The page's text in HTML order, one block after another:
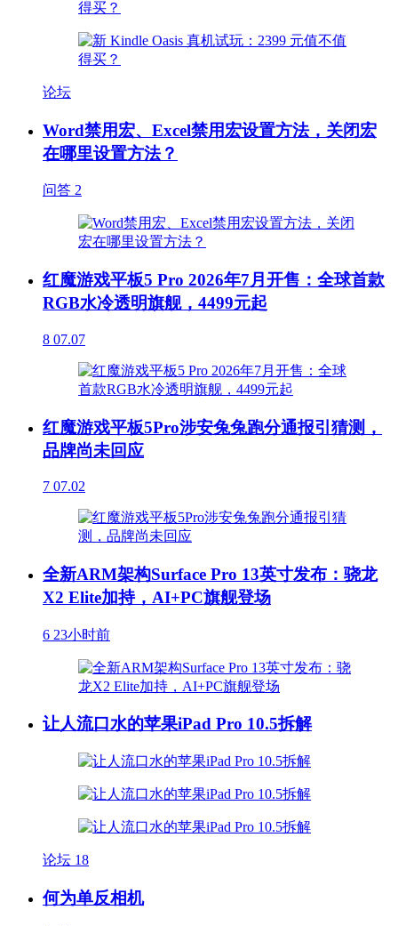
论坛
Word禁用宏、Excel禁用宏设置方法，关闭宏
在哪里设置方法？
问答 2
红魔游戏平板5 Pro 2026年7月开售：全球首款
RGB水冷透明旗舰，4499元起
8 07.07
红魔游戏平板5Pro涉安兔兔跑分通报引猜测，
品牌尚未回应
7 07.02
全新ARM架构Surface Pro 13英寸发布：骁龙
X2 Elite加持，AI+PC旗舰登场
6 23小时前
让人流口水的苹果iPad Pro 10.5拆解
论坛 18
何为单反相机